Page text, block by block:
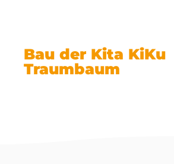
Bau der Kita KiKu
Traumbaum